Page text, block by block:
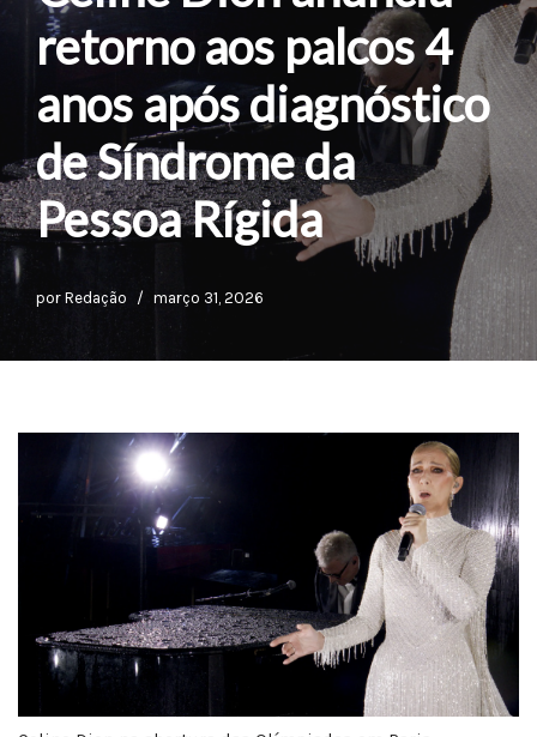
retorno aos palcos 4
anos após diagnóstico
de Síndrome da
Pessoa Rígida
por Redação março 31, 2026